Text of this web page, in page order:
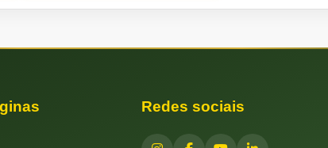
Redes sociais